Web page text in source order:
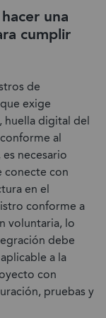
una
cumplir
de
exige
huella digital del
al
necesario
conecte con
en el
conforme a
voluntaria, lo
debe
a la
con
pruebas y